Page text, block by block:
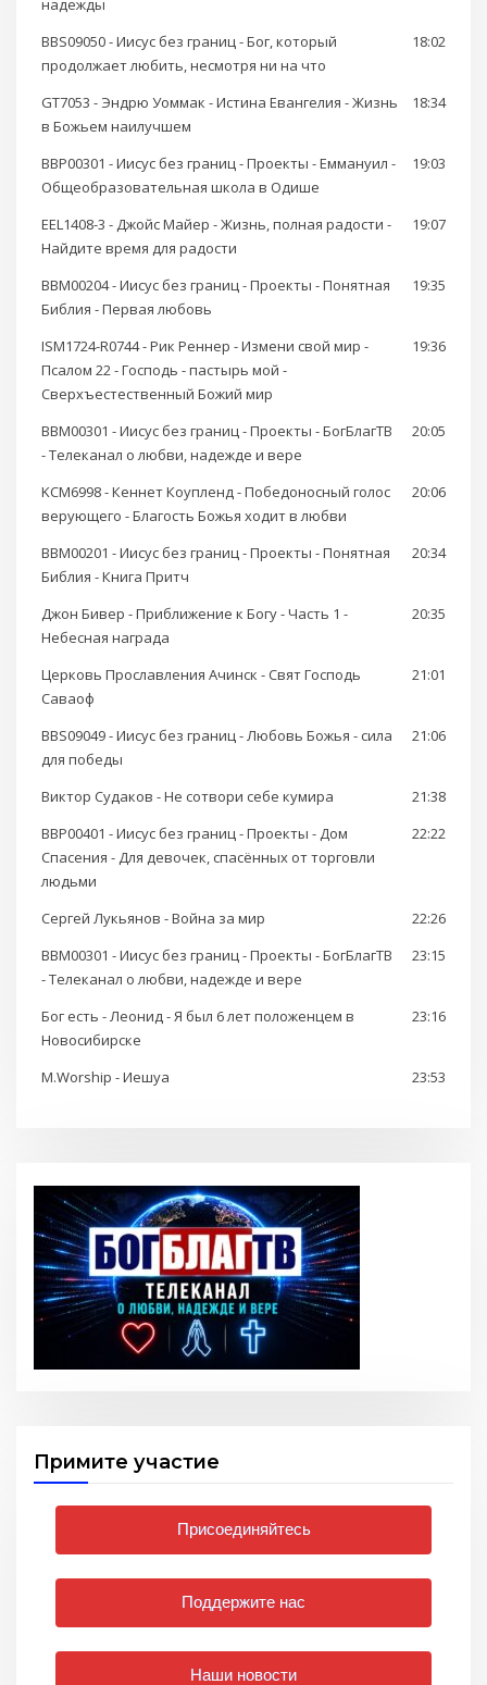
надежды
BBS09050 - Иисус без границ - Бог, который
продолжает любить, несмотря ни на что
18:02
GT7053 - Эндрю Уоммак - Истина Евангелия - Жизнь
в Божьем наилучшем
18:34
BBP00301 - Иисус без границ - Проекты - Еммануил -
Общеобразовательная школа в Одише
19:03
EEL1408-3 - Джойс Майер - Жизнь, полная радости -
Найдите время для радости
19:07
BBM00204 - Иисус без границ - Проекты - Понятная
Библия - Первая любовь
19:35
ISM1724-R0744 - Рик Реннер - Измени свой мир -
Псалом 22 - Господь - пастырь мой -
Сверхъестественный Божий мир
19:36
BBM00301 - Иисус без границ - Проекты - БогБлагТВ
- Телеканал о любви, надежде и вере
20:05
KCM6998 - Кеннет Коупленд - Победоносный голос
верующего - Благость Божья ходит в любви
20:06
BBM00201 - Иисус без границ - Проекты - Понятная
Библия - Книга Притч
20:34
Джон Бивер - Приближение к Богу - Часть 1 -
Небесная награда
20:35
Церковь Прославления Ачинск - Свят Господь
Саваоф
21:01
BBS09049 - Иисус без границ - Любовь Божья - сила
для победы
21:06
Виктор Судаков - Не сотвори себе кумира
21:38
BBP00401 - Иисус без границ - Проекты - Дом
Спасения - Для девочек, спасённых от торговли
людьми
22:22
Сергей Лукьянов - Война за мир
22:26
BBM00301 - Иисус без границ - Проекты - БогБлагТВ
- Телеканал о любви, надежде и вере
23:15
Бог есть - Леонид - Я был 6 лет положенцем в
Новосибирске
23:16
M.Worship - Иешуа 23:53
Примите участие
Присоединяйтесь
Поддержите нас
Наши новости